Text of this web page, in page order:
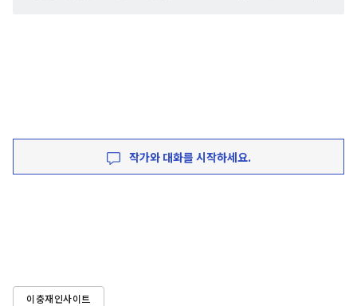
작가와 대화를 시작하세요.
이충재인사이트